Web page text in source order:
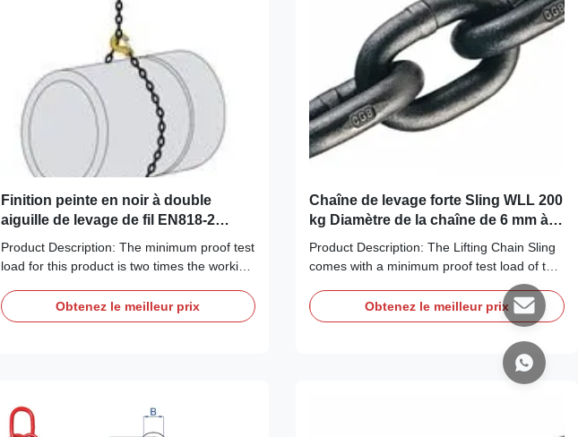
Finition peinte en noir à double
aiguille de levage de fil EN818-2
Résultats garantis standard
Product Description: The minimum proof test
load for this product is two times the working
the heaviest loads with ease. The working
load limit ranges from 1120kg to 31500kg,
Obtenez le meilleur prix
Chaîne de levage forte Sling WLL 200
kg Diamètre de la chaîne de 6 mm à
32 mm Charge minimale d'essai de
preuve 2 fois la charge de travail
Product Description: The Lifting Chain Sling
comes with a minimum proof test load of two
times the working load limit, which means it
can handle weights of 1120kg to 31500kg,
making it a reliable and robust product. The
black painted finish not only adds to its
aesthetic value but also provides ...
Obtenez le meilleur prix